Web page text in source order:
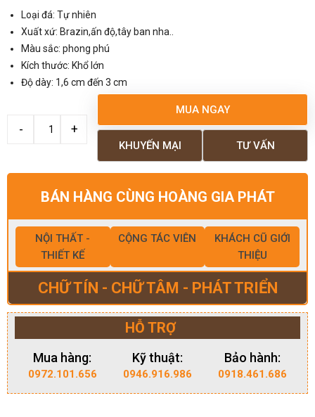
Loại đá: Tự nhiên
Xuất xứ: Brazin,ấn độ,tây ban nha..
Màu sắc: phong phú
Kích thước: Khổ lớn
Độ dày: 1,6 cm đến 3 cm
MUA NGAY
TƯ VẤN
KHUYẾN MẠI
BÁN HÀNG CÙNG HOÀNG GIA PHÁT
NỘI THẤT -
THIẾT KẾ
CỘNG TÁC VIÊN
KHÁCH CŨ GIỚI
THIỆU
CHỮ TÍN - CHỮ TÂM - PHÁT TRIỂN
HỖ TRỢ
Mua hàng:
0972.101.656
Kỹ thuật:
0946.916.986
Bảo hành:
0918.461.686